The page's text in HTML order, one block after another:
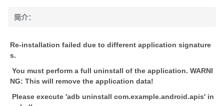
简介：
Re-installation failed due to different application signature
s.
You must perform a full uninstall of the application. WARNI
NG: This will remove the application data!
Please execute 'adb uninstall com.example.android.apis' in